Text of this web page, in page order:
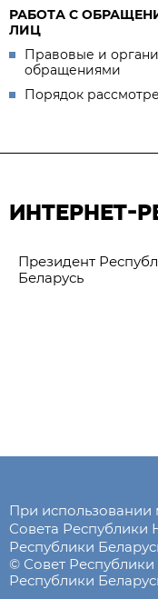
РАБОТА С
ЛИЦ
Правовые и
обращениями
Порядок
ИНТЕРНЕТ-
Президент
Беларусь
При использовании
Совета Республики
Республики
© Совет
Республики